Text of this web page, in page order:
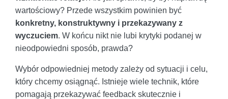
wartościowy? Przede wszystkim powinien być
konkretny, konstruktywny i przekazywany z
wyczuciem. W końcu nikt nie lubi krytyki podanej w
nieodpowiedni sposób, prawda?
Wybór odpowiedniej metody zależy od sytuacji i celu,
który chcemy osiągnąć. Istnieje wiele technik, które
pomagają przekazywać feedback skutecznie i